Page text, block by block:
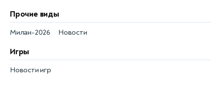
Прочие виды
Новости
Милан-2026
Игры
Новости игр